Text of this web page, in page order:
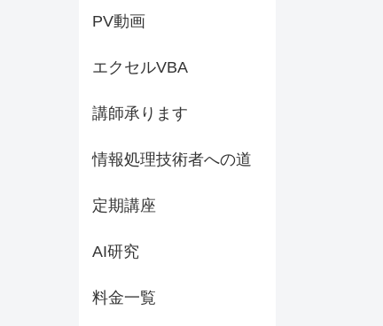
PV動画
エクセルVBA
講師承ります
情報処理技術者への道
定期講座
AI研究
料金一覧